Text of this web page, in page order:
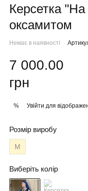
Керсетка
оксамитом
Немає в наявності
7 000.00
грн
% Увійти для
Розмір виробу
М
Виберіть колір